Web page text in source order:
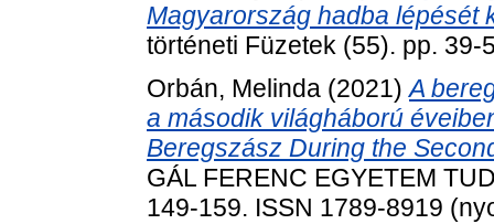
Magyarország hadba lépését
történeti Füzetek (55). pp. 39-
Orbán, Melinda (2021)A
a második világháború
Beregszász During the
GÁL FERENC EGYETEM
149-159. ISSN 1789-8919